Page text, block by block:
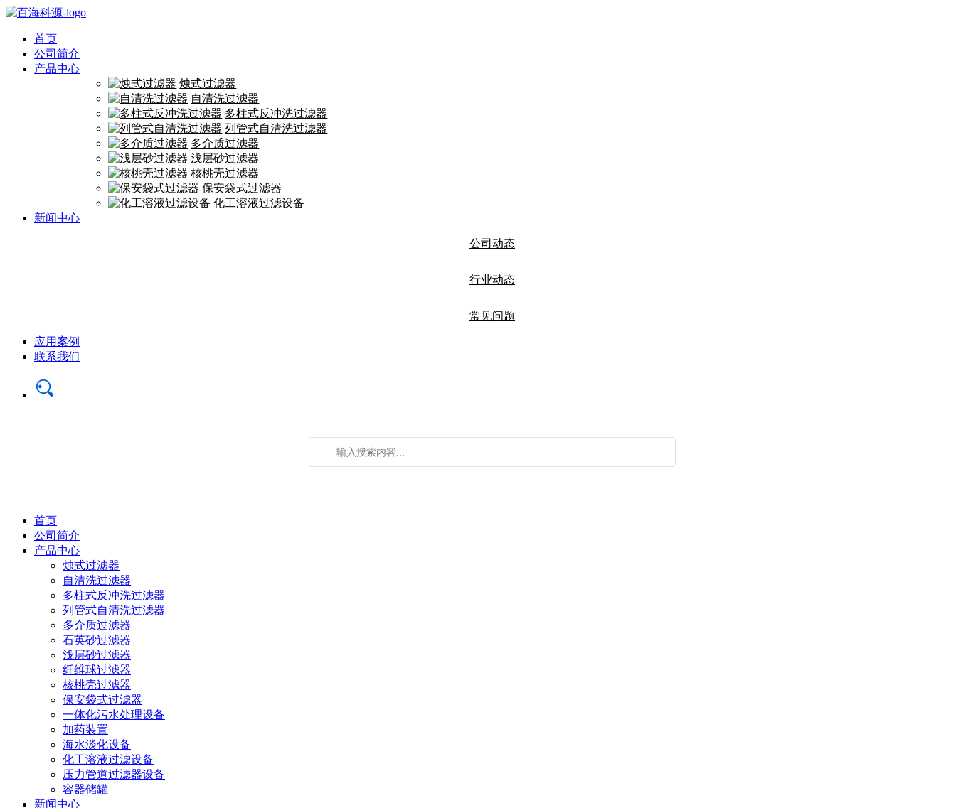
首页
公司简介
产品中心
烛式过滤器
自清洗过滤器
多柱式反冲洗过滤器
列管式自清洗过滤器
多介质过滤器
浅层砂过滤器
核桃壳过滤器
保安袋式过滤器
化工溶液过滤设备
新闻中心
公司动态
行业动态
常见问题
应用案例
联系我们
首页
公司简介
产品中心
烛式过滤器
自清洗过滤器
多柱式反冲洗过滤器
列管式自清洗过滤器
多介质过滤器
石英砂过滤器
浅层砂过滤器
纤维球过滤器
核桃壳过滤器
保安袋式过滤器
一体化污水处理设备
加药装置
海水淡化设备
化工溶液过滤设备
压力管道过滤器设备
容器储罐
新闻中心